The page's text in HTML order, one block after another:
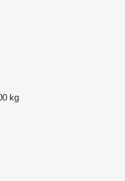
kg